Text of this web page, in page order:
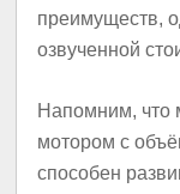
преимуществ,
озвученной
Напомним, что
мотором с
способен